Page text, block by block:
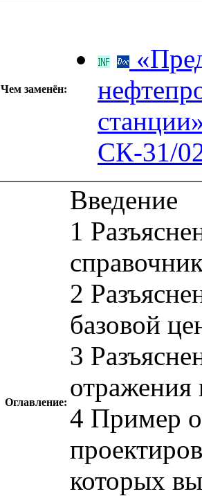
Чем заменён:
СК-31/
Оглавление:
Введение
1
2
базовой
3
отражения
4 Пример
которых